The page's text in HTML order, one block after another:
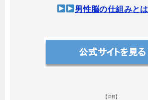
男性脳の仕組みとは
【PR】